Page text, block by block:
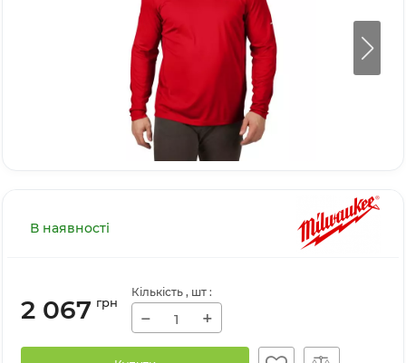
В наявності
2 067 грн
Кількість , шт :
− +